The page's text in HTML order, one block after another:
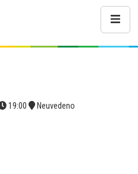
19:00
Neuvedeno